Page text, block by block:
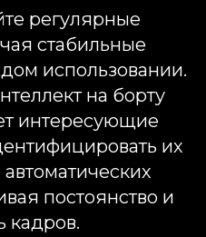
регулярные
стабильные
использовании.
на борту
интересующие
их
постоянство и
кадров.